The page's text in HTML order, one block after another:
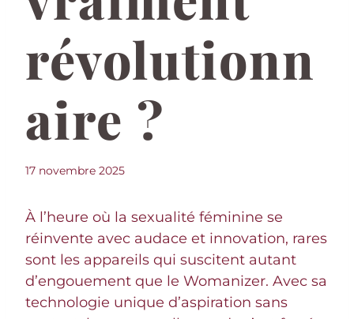
révolutionn
aire ?
17 novembre 2025
À l’heure où la sexualité féminine se
réinvente avec audace et innovation, rares
sont les appareils qui suscitent autant
d’engouement que le Womanizer. Avec sa
technologie unique d’aspiration sans